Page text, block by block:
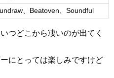
、Beatoven、Soundful
つどこから凄いのが出てく
にとっては楽しみですけど